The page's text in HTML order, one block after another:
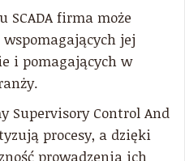
SCADA firma może
jej
i pomagających w
Supervisory Control And
procesy, a dzięki
prowadzenia ich